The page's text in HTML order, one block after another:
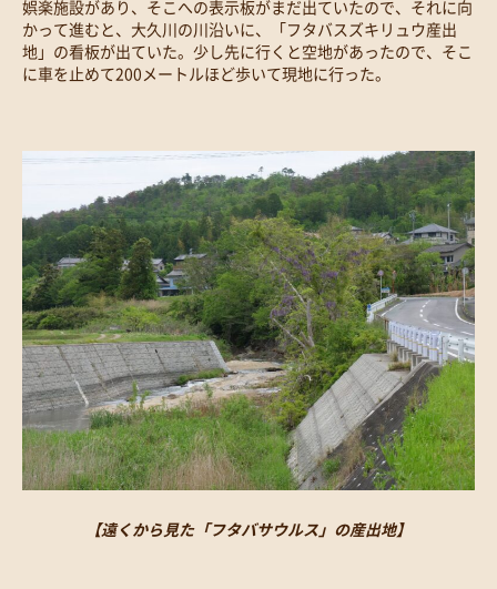
娯楽施設があり、そこへの表示板がまだ出ていたので、それに向
かって進むと、大久川の川沿いに、「フタバスズキリュウ産出
地」の看板が出ていた。少し先に行くと空地があったので、そこ
に車を止めて200メートルほど歩いて現地に行った。
【遠くから見た「フタバサウルス」の産出地】